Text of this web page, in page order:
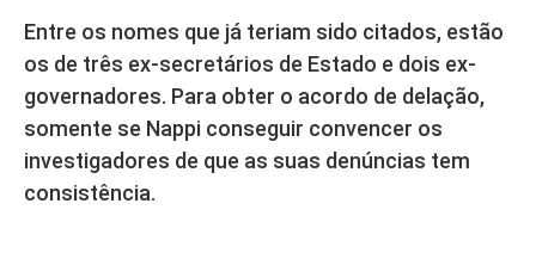
Entre os nomes que já teriam sido citados, estão
os de três ex-secretários de Estado e dois ex-
governadores. Para obter o acordo de delação,
somente se Nappi conseguir convencer os
investigadores de que as suas denúncias tem
consistência.